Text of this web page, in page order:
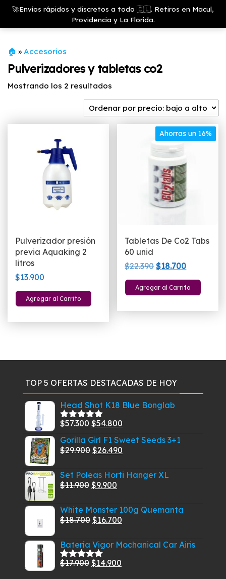
Saltar
contenido
🚀Envíos rápidos y discretos a todo 🇨🇱. Retiros en Macul,
Providencia y La Florida.
Growshop
& LED
Store
🏠 » Accesorios
Pulverizadores y tabletas co2
Mostrando los 2 resultados
precio:
Pulverizador presión
previa Aquaking 2
litros
$13.900
Agregar al Carrito
Ahorras un 16%
Tabletas De Co2 Tabs
60 unid
$22.390El
precio
original
$18.700El
precio
actual
Agregar al Carrito
TOP 5 OFERTAS DESTACADAS DE HOY
Head Shot K18 Blue Bonglab
Valorado
5
$57.300 El
precio
original
$57.300.
$54.800
precio
$54.800.
Gorilla Girl F1 Sweet Seeds 3+1
$29.900 El
original
era:
$26.490
actual
Set Poleas Horti Hanger XL
$11.900 El
original
era:
$9.900
actual
es:
White Monster 100g Quemanta
$18.700 El
original
era:
$18.700.
$16.700
actual
Batería Vigor Mochanical Car Airis
Valorado
$17.900 El
$14.900